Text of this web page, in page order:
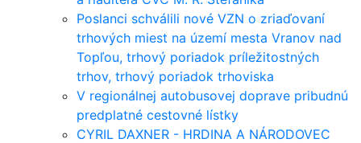
Poslanci schválili nové VZN o zriaďovaní
trhových miest na území mesta Vranov nad
Topľou, trhový poriadok príležitostných
trhov, trhový poriadok trhoviska
V regionálnej autobusovej doprave pribudnú
predplatné cestovné lístky
CYRIL DAXNER - HRDINA A NÁRODOVEC